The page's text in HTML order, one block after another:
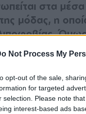
Not Process My
opt-out of the sale,
for targeted
selection. Please note
interest-based ads
στα
μόδας, η
όλο και
ένα plus-